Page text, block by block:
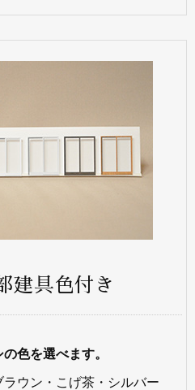
建具色付き
色を選べます。
ウン・こげ茶・シルバー